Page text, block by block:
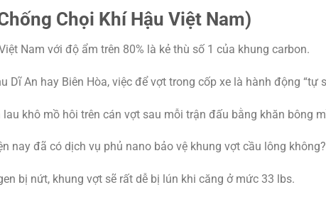
Chọi Khí Hậu Việt Nam)
Nam với độ ẩm trên 80% là kẻ thù số 1 của khung carbon.
An hay Biên Hòa, việc để vợt trong cốp xe là hành động “tự
khô mồ hôi trên cán vợt sau mỗi trận đấu bằng khăn bông
nay đã có dịch vụ phủ nano bảo vệ khung vợt cầu lông không?
bị nứt, khung vợt sẽ rất dễ bị lún khi căng ở mức 33 lbs.